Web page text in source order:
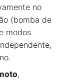
no
(bomba de
modos
,